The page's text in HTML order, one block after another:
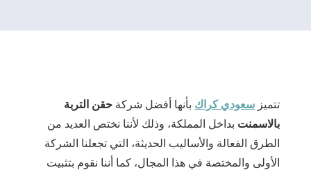
تتميز سعودي كراك بأنها أفضل شركة حقن التربة
بالاسمنت بداخل المملكة، وذلك لأننا نختص العديد من
الطرق الفعالة والأساليب الحديثة، التي تجعلنا الشركة
الأولى والمختصة في هذا المجال، كما أننا نقوم بتثبيت